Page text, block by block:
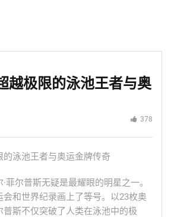
越极限的泳池王者与奥
378
的泳池王者与奥运金牌传奇
菲尔普斯无疑是最耀眼的明星之一。
和世界纪录画上了等号。以23枚奥
斯不仅突破了人类在泳池中的极